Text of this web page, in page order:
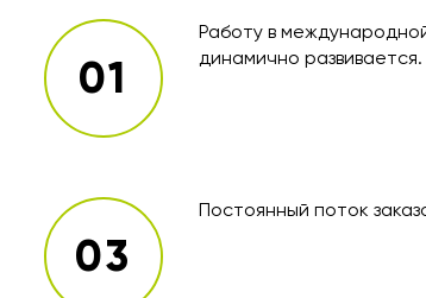
Работу в
динамично развивается.
Постоянный поток